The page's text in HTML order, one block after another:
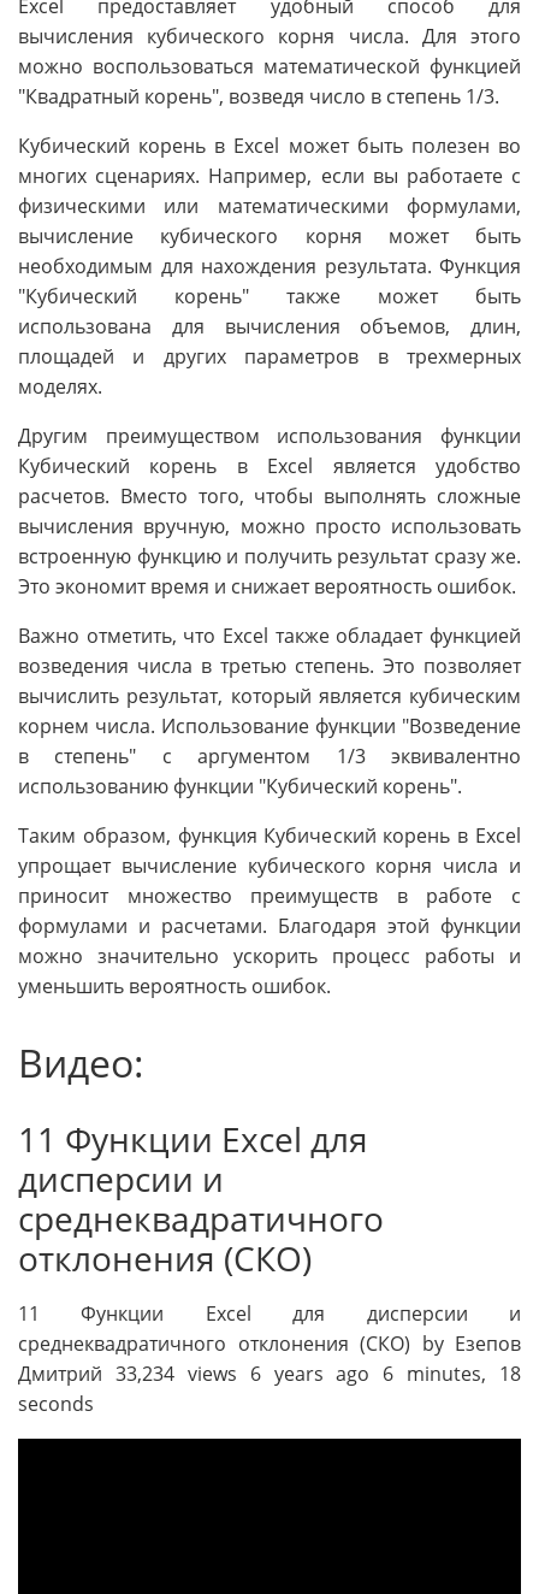
Excel предоставляет удобный способ для
вычисления кубического корня числа. Для этого
можно воспользоваться математической функцией
"Квадратный корень", возведя число в степень 1/3.
Кубический корень в Excel может быть полезен во
многих сценариях. Например, если вы работаете с
физическими или математическими формулами,
вычисление кубического корня может быть
необходимым для нахождения результата. Функция
"Кубический корень" также может быть
использована для вычисления объемов, длин,
площадей и других параметров в трехмерных
моделях.
Другим преимуществом использования функции
Кубический корень в Excel является удобство
расчетов. Вместо того, чтобы выполнять сложные
вычисления вручную, можно просто использовать
встроенную функцию и получить результат сразу же.
Это экономит время и снижает вероятность ошибок.
Важно отметить, что Excel также обладает функцией
возведения числа в третью степень. Это позволяет
вычислить результат, который является кубическим
корнем числа. Использование функции "Возведение
в степень" с аргументом 1/3 эквивалентно
использованию функции "Кубический корень".
Таким образом, функция Кубический корень в Excel
упрощает вычисление кубического корня числа и
приносит множество преимуществ в работе с
формулами и расчетами. Благодаря этой функции
можно значительно ускорить процесс работы и
уменьшить вероятность ошибок.
Видео:
11 Функции Excel для
дисперсии и
среднеквадратичного
отклонения (СКО)
11 Функции Excel для дисперсии и
среднеквадратичного отклонения (СКО) by Езепов
Дмитрий 33,234 views 6 years ago 6 minutes, 18
seconds